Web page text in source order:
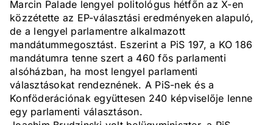
Marcin Palade lengyel politológus hétfőn az X-en
közzétette az EP-választási eredményeken alapuló,
de a lengyel parlamentre alkalmazott
mandátummegosztást. Eszerint a PiS 197, a KO 186
mandátumra tenne szert a 460 fős parlamenti
alsóházban, ha most lengyel parlamenti
választásokat rendeznének. A PiS-nek és a
Konföderációnak együttesen 240 képviselője lenne
egy parlamenti választáson.